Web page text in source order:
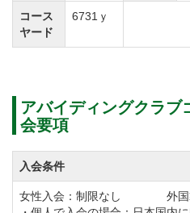
【減額後名義書換料】 正会
令和3年4月1日より、名義書
正会員 165,000円（税込
込）
コース
ヤード
6731ｙ
アバイディングクラブ
会要項
入会条件
女性入会：制限なし 外国